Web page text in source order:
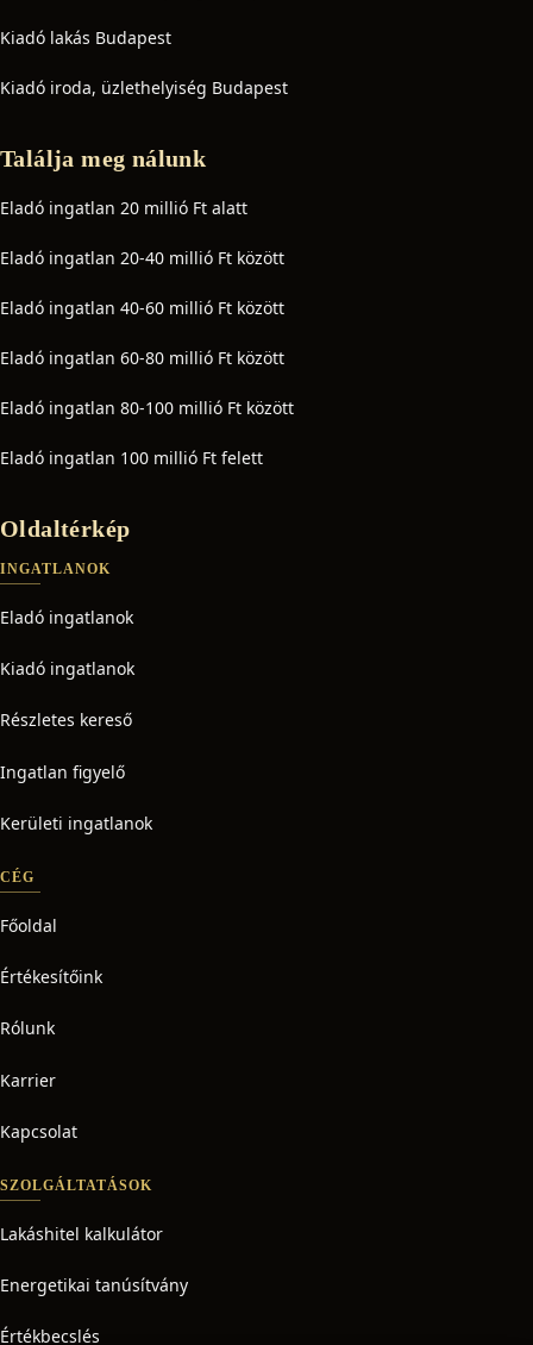
Kiadó lakás Budapest
Kiadó iroda, üzlethelyiség Budapest
Találja meg nálunk
Eladó ingatlan 20 millió Ft alatt
Eladó ingatlan 20-40 millió Ft között
Eladó ingatlan 40-60 millió Ft között
Eladó ingatlan 60-80 millió Ft között
Eladó ingatlan 80-100 millió Ft között
Eladó ingatlan 100 millió Ft felett
Oldaltérkép
INGATLANOK
Eladó ingatlanok
Kiadó ingatlanok
Részletes kereső
Ingatlan figyelő
Kerületi ingatlanok
CÉG
Főoldal
Értékesítőink
Rólunk
Karrier
Kapcsolat
SZOLGÁLTATÁSOK
Lakáshitel kalkulátor
Energetikai tanúsítvány
Értékbecslés